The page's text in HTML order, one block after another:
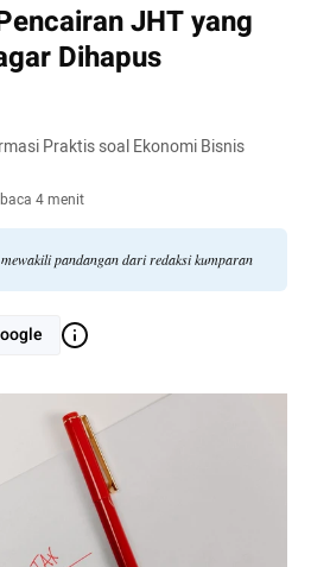
JHT yang
Dihapus
Praktis soal Ekonomi Bisnis
4 menit
pandangan dari redaksi kumparan